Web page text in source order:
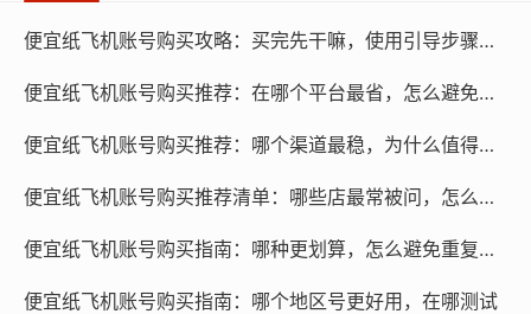
可能存在账号质量不稳定、安全性低等问题，在购买账号
时，建议根据自己的需求来选择合适的账号价格。
便宜纸飞机账号购买攻略：买完先干嘛，使用引导步骤有哪些
便宜纸飞机账号购买推荐：在哪个平台最省，怎么避免假货
便宜纸飞机账号购买推荐：哪个渠道最稳，为什么值得选择
便宜纸飞机账号购买推荐清单：哪些店最常被问，怎么选择
便宜纸飞机账号购买指南：哪种更划算，怎么避免重复购买
便宜纸飞机账号购买指南：哪个地区号更好用，在哪测试